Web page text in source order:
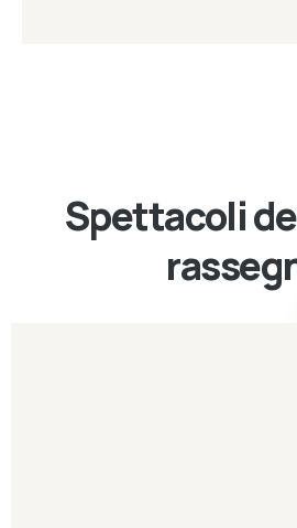
Spettacoli